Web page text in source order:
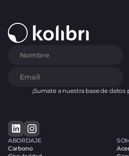
¡Sumate a nuestra base de
ABORDAJE
Carbono